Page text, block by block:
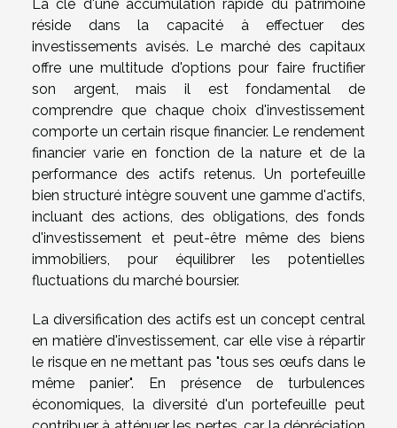
La clé d'une accumulation rapide du patrimoine
réside dans la capacité à effectuer des
investissements avisés. Le marché des capitaux
offre une multitude d'options pour faire fructifier
son argent, mais il est fondamental de
comprendre que chaque choix d'investissement
comporte un certain risque financier. Le rendement
financier varie en fonction de la nature et de la
performance des actifs retenus. Un portefeuille
bien structuré intègre souvent une gamme d'actifs,
incluant des actions, des obligations, des fonds
d'investissement et peut-être même des biens
immobiliers, pour équilibrer les potentielles
fluctuations du marché boursier.
La diversification des actifs est un concept central
en matière d'investissement, car elle vise à répartir
le risque en ne mettant pas "tous ses œufs dans le
même panier". En présence de turbulences
économiques, la diversité d'un portefeuille peut